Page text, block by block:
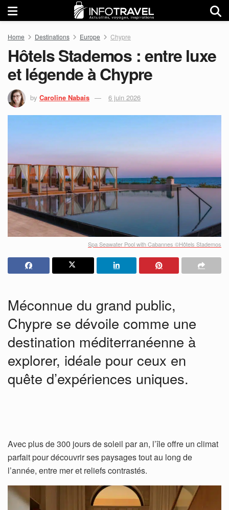
Home Destinations Europe Chypre
Hôtels Stademos : entre luxe
et légende à Chypre
by Caroline Nabais 6 juin 2026
Spa Seawater Pool with Cabannes ©Hôtels Stademos
Méconnue du grand public,
Chypre se dévoile comme une
destination méditerranéenne à
explorer, idéale pour ceux en
quête d’expériences uniques.
Avec plus de 300 jours de soleil par an, l’île offre un climat
parfait pour découvrir ses paysages tout au long de
l’année, entre mer et reliefs contrastés.